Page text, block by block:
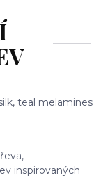
inspirovaných